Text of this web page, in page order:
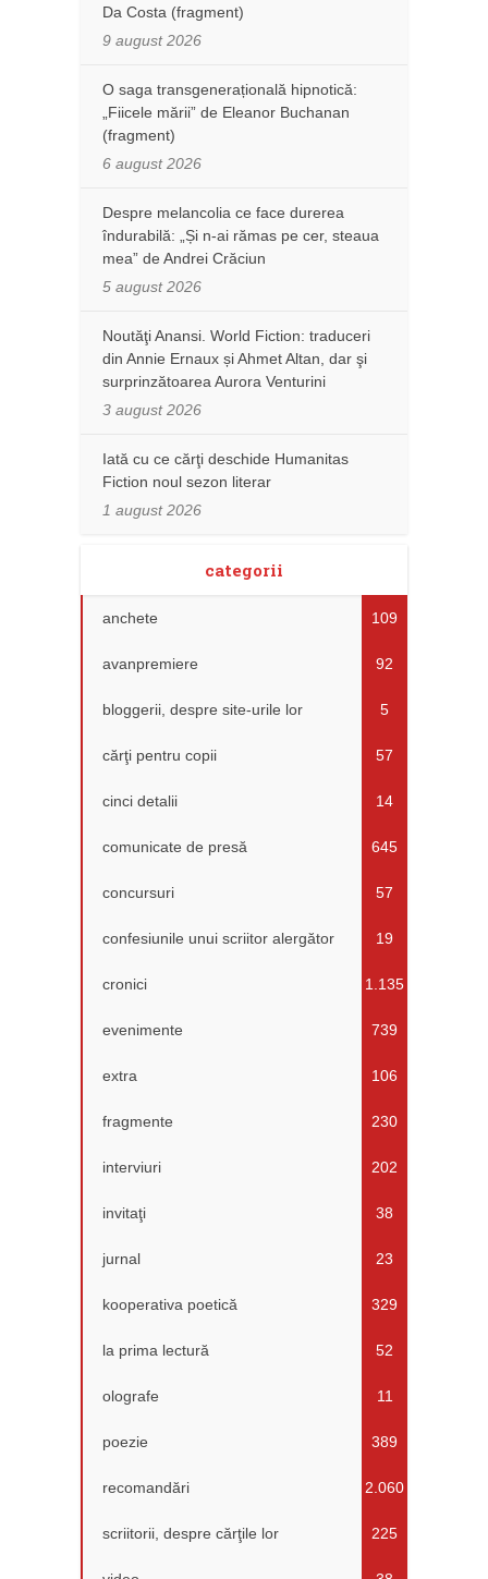
Da Costa (fragment)
9 august 2026
O saga transgenerațională hipnotică:
„Fiicele mării” de Eleanor Buchanan
(fragment)
6 august 2026
Despre melancolia ce face durerea
îndurabilă: „Și n-ai rămas pe cer, steaua
mea” de Andrei Crăciun
5 august 2026
Noutăţi Anansi. World Fiction: traduceri
din Annie Ernaux și Ahmet Altan, dar şi
surprinzătoarea Aurora Venturini
3 august 2026
Iată cu ce cărţi deschide Humanitas
Fiction noul sezon literar
1 august 2026
categorii
anchete 109
avanpremiere 92
bloggerii, despre site-urile lor 5
cărţi pentru copii 57
cinci detalii 14
comunicate de presă 645
concursuri 57
confesiunile unui scriitor alergător 19
cronici 1.135
evenimente 739
extra 106
fragmente 230
interviuri 202
invitaţi 38
jurnal 23
kooperativa poetică 329
la prima lectură 52
olografe 11
poezie 389
recomandări 2.060
scriitorii, despre cărţile lor 225